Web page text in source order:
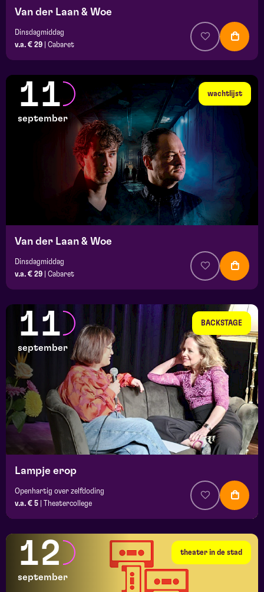
Van der Laan & Woe
Dinsdagmiddag
v.a. € 29
Cabaret
wachtlijst
11
september
Van der Laan & Woe
Dinsdagmiddag
v.a. € 29
Cabaret
BACKSTAGE
11
september
Lampje erop
Openhartig over zelfdoding
v.a. € 5
Theatercollege
theater in de stad
12
september